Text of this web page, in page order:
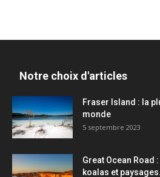
Notre choix d'articles
Fraser Island : la
monde
5 septembre 2023
Great Ocean Road
koalas et